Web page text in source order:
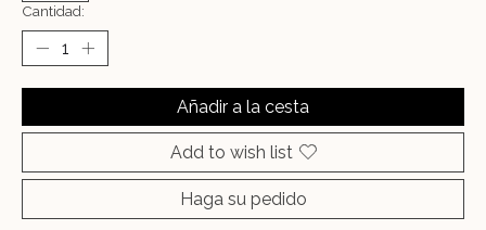
Cantidad:
Añadir a la cesta
Add to wish list
Haga su pedido